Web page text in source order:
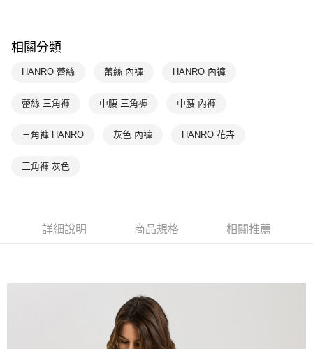
每筆NT$90，滿NT$1,000(含以上)免運費
相關分類
HANRO 蕾絲 蕾絲 內褲 HANRO 內褲
蕾絲 三角褲 中腰 三角褲 中腰 內褲
三角褲 HANRO 灰色 內褲 HANRO 花卉
三角褲 灰色
詳細說明 商品規格 相關推薦